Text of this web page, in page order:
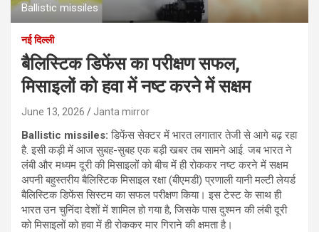
Ballistic missiles
नई दिल्ली
बैलिस्टिक डिफेंस का परीक्षण सफल,
मिसाइलों को हवा में नष्ट करने में सक्षम
June 13, 2026 Janta mirror
Ballistic missiles:डिफेंस सेक्टर में भारत लगातार तेजी से आगे बढ़ रहा
है. इसी कड़ी में आज सुबह-सुबह एक बड़ी खबर तब सामने आई. जब भारत ने
लंबी और मध्यम दूरी की मिसाइलों को बीच में ही रोककर नष्ट करने में सक्षम
अपनी बहुस्तरीय बैलिस्टिक मिसाइल रक्षा (बीएमडी) प्रणाली यानी मल्टी लेयर्ड
बैलिस्टिक डिफेंस सिस्टम का सफल परीक्षण किया। इस टेस्ट के साथ ही
भारत उन चुनिंदा देशों में शामिल हो गया है, जिसके पास दुश्मन की लंबी दूरी
को मिसाइलों को हवा में ही रोककर मार गिराने की क्षमता है।